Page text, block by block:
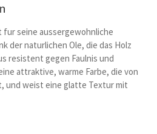
seine aussergewohnliche
der naturlichen Ole, die das Holz
resistent gegen Faulnis und
attraktive, warme Farbe, die von
und weist eine glatte Textur mit